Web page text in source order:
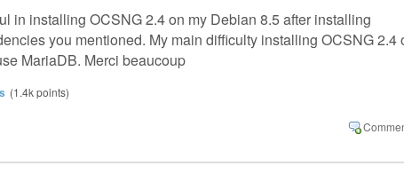
in installing OCSNG 2.4 on my Debian 8.5 after installing
you mentioned. My main difficulty installing OCSNG 2.4
MariaDB. Merci beaucoup
(1.4kpoints)